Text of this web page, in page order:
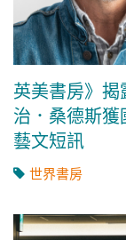
英美書房》
治．桑德斯
藝文短訊
世界書房